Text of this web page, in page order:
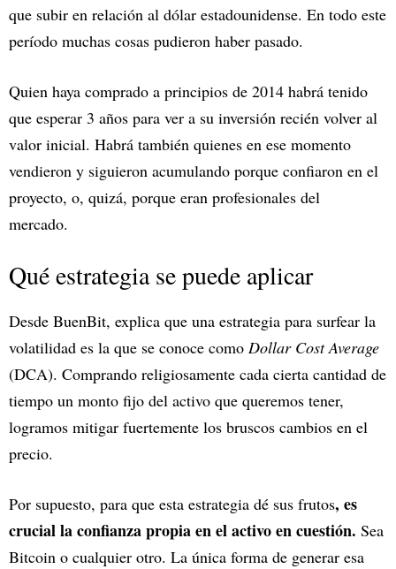
que subir en relación al dólar estadounidense. En todo este
período muchas cosas pudieron haber pasado.
Quien haya comprado a principios de 2014 habrá tenido
que esperar 3 años para ver a su inversión recién volver al
valor inicial. Habrá también quienes en ese momento
vendieron y siguieron acumulando porque confiaron en el
proyecto, o, quizá, porque eran profesionales del
mercado.
Qué estrategia se puede aplicar
Desde BuenBit, explica que una estrategia para surfear la
volatilidad es la que se conoce como Dollar Cost Average
(DCA). Comprando religiosamente cada cierta cantidad de
tiempo un monto fijo del activo que queremos tener,
logramos mitigar fuertemente los bruscos cambios en el
precio.
Por supuesto, para que esta estrategia dé sus frutos, es
crucial la confianza propia en el activo en cuestión. Sea
Bitcoin o cualquier otro. La única forma de generar esa